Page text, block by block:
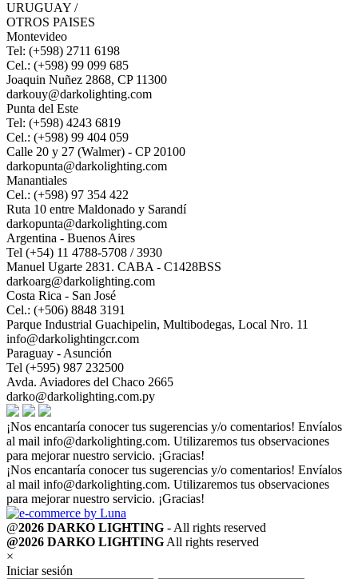
URUGUAY /
OTROS PAISES
Montevideo
Tel: (+598) 2711 6198
Cel.: (+598) 99 099 685
Joaquin Nuñez 2868, CP 11300
darkouy@darkolighting.com
Punta del Este
Tel: (+598) 4243 6819
Cel.: (+598) 99 404 059
Calle 20 y 27 (Walmer) - CP 20100
darkopunta@darkolighting.com
Manantiales
Cel.: (+598) 97 354 422
Ruta 10 entre Maldonado y Sarandí
darkopunta@darkolighting.com
Argentina - Buenos Aires
Tel (+54) 11 4788-5708 / 3930
Manuel Ugarte 2831. CABA - C1428BSS
darkoarg@darkolighting.com
Costa Rica - San José
Cel.: (+506) 8848 3191
Parque Industrial Guachipelin, Multibodegas, Local Nro. 11
info@darkolightingcr.com
Paraguay - Asunción
Tel (+595) 987 232500
Avda. Aviadores del Chaco 2665
darko@darkolighting.com.py
¡Nos encantaría conocer tus sugerencias y/o comentarios! Envíalos
al mail info@darkolighting.com. Utilizaremos tus observaciones
para mejorar nuestro servicio. ¡Gracias!
¡Nos encantaría conocer tus sugerencias y/o comentarios! Envíalos
al mail info@darkolighting.com. Utilizaremos tus observaciones
para mejorar nuestro servicio. ¡Gracias!
@2026 DARKO LIGHTING - All rights reserved
@2026 DARKO LIGHTINGAll rights reserved
×
Iniciar sesión